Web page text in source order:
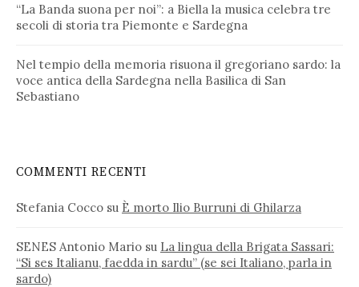
“La Banda suona per noi”: a Biella la musica celebra tre
secoli di storia tra Piemonte e Sardegna
Nel tempio della memoria risuona il gregoriano sardo: la
voce antica della Sardegna nella Basilica di San
Sebastiano
COMMENTI RECENTI
Stefania Cocco su È morto Ilio Burruni di Ghilarza
SENES Antonio Mario su La lingua della Brigata Sassari:
“Si ses Italianu, faedda in sardu” (se sei Italiano, parla in
sardo)